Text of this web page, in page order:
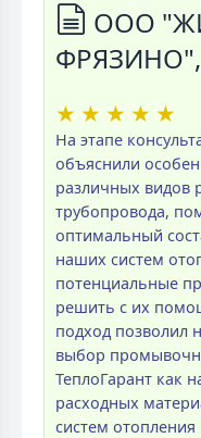
ООО
ФРЯЗИНО",
★ ★ ★ ★ ★
На этапе
объяснили
различных видов
трубопровода,
оптимальный
наших систем
потенциальные
решить с их
подход позволил
выбор
ТеплоГарант как
расходных
систем